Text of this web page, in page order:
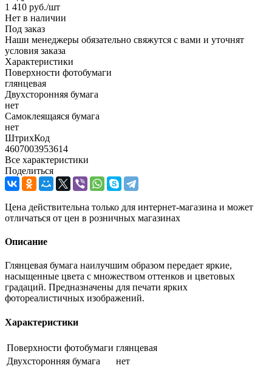
1 410 руб./шт
Нет в наличии
Под заказ
Наши менеджеры обязательно свяжутся с вами и уточнят
условия заказа
Характеристики
Поверхности фотобумаги
глянцевая
Двухсторонняя бумага
нет
Самоклеящаяся бумага
нет
ШтрихКод
4607003953614
Все характеристики
Поделиться
Цена действительна только для интернет-магазина и может
отличаться от цен в розничных магазинах
Описание
Глянцевая бумага наилучшим образом передает яркие,
насыщенные цвета с множеством оттенков и цветовых
градаций. Предназначены для печати ярких
фотореалистичных изображений.
Характеристики
Поверхности фотобумаги глянцевая
Двухсторонняя бумага
нет